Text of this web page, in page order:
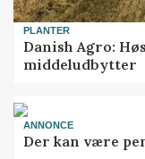
PLANTER
Danish Agro:
middeludbytter
ANNONCE
Der kan være